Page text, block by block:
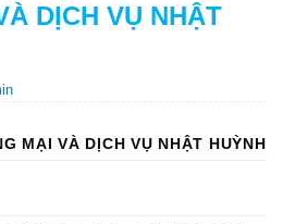
DỊCH VỤ NHẬT
MẠI VÀ DỊCH VỤ NHẬT HUỲNH